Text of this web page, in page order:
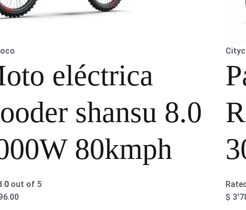
eléctrica
shansu 8.0
80kmph
0out of 5
$